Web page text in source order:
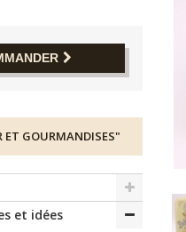
ET GOURMANDISES"
et idées